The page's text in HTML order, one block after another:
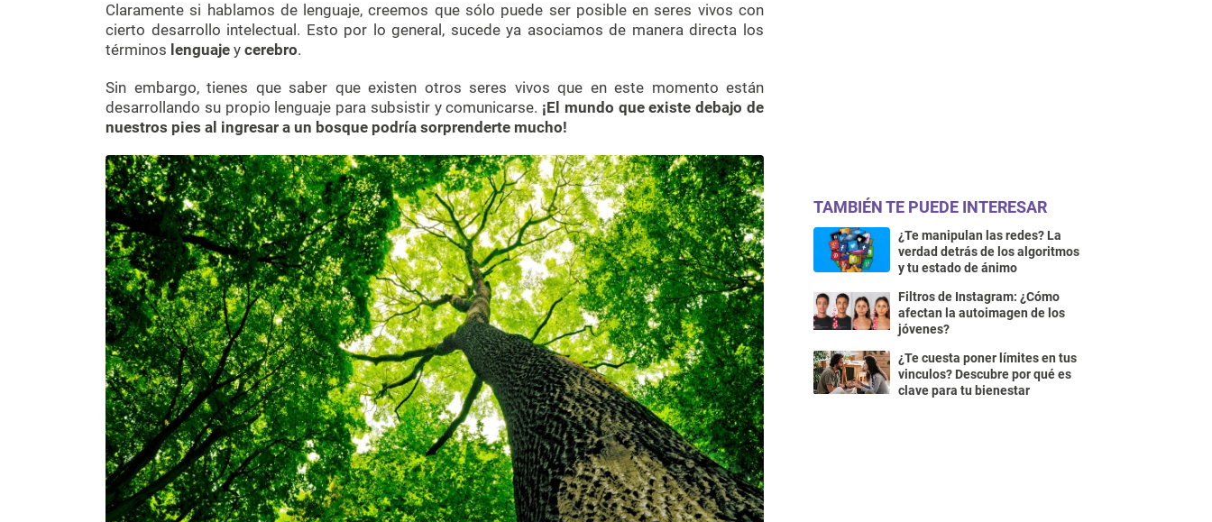
Claramente si hablamos de lenguaje, creemos que sólo puede ser posible en seres vivos con
cierto desarrollo intelectual. Esto por lo general, sucede ya asociamos de manera directa los
términos lenguaje y cerebro.
Sin embargo, tienes que saber que existen otros seres vivos que en este momento están
desarrollando su propio lenguaje para subsistir y comunicarse. ¡El mundo que existe debajo de
nuestros pies al ingresar a un bosque podría sorprenderte mucho!
TAMBIÉN TE PUEDE INTERESAR
¿Te manipulan las redes? La
verdad detrás de los algoritmos
y tu estado de ánimo
Filtros de Instagram: ¿Cómo
afectan la autoimagen de los
jóvenes?
¿Te cuesta poner límites en tus
vinculos? Descubre por qué es
clave para tu bienestar